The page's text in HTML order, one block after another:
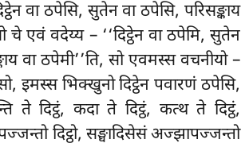
वा ठपेसि, सुतेन वा ठपेसि, परिसङ्काय
चे एवं वदेय्य – ‘‘दिट्ठेन वा ठपेमि, सुतेन
वा ठपेमी’’ति, सो एवमस्स वचनीयो –
इमस्स भिक्खुनो दिट्ठेन पवारणं ठपेसि,
ते दिट्ठं, कदा ते दिट्ठं, कत्थ ते दिट्ठं,
दिट्ठो, सङ्घादिसेसं अज्झापज्जन्तो